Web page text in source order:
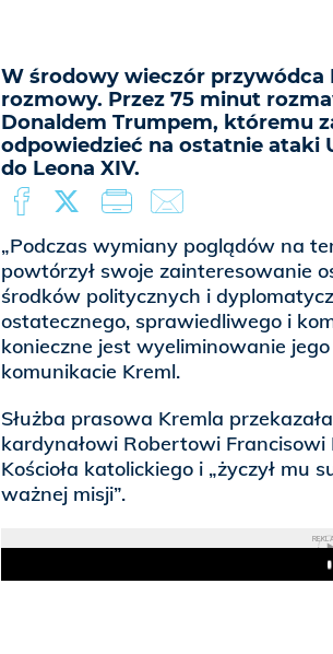
W środowy wieczór przywódca
rozmowy. Przez 75 minut
Donaldem Trumpem, któremu
odpowiedzieć na ostatnie ataki
do Leona XIV.
„Podczas wymiany poglądów na
powtórzył swoje zainteresowanie
środków politycznych i
ostatecznego, sprawiedliwego i
konieczne jest wyeliminowanie
komunikacie Kreml.
Służba prasowa Kremla
kardynałowi Robertowi
Kościoła katolickiego i „życzył mu
ważnej misji”.